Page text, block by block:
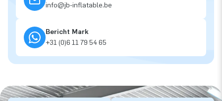
info@jb-inflatable.be
Bericht Mark
+31 (0)6 11 79 54 65